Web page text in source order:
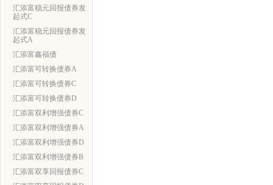
汇添富稳元回报债券发
起式C
汇添富稳元回报债券发
起式A
汇添富鑫福债
汇添富可转换债券A
汇添富可转换债券C
汇添富可转换债券D
汇添富双利增强债券C
汇添富双利增强债券A
汇添富双利增强债券D
汇添富双利增强债券B
汇添富双享回报债券C